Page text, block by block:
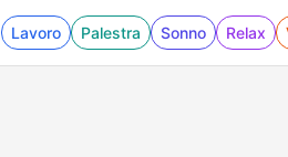
Lavoro Palestra Sonno Relax